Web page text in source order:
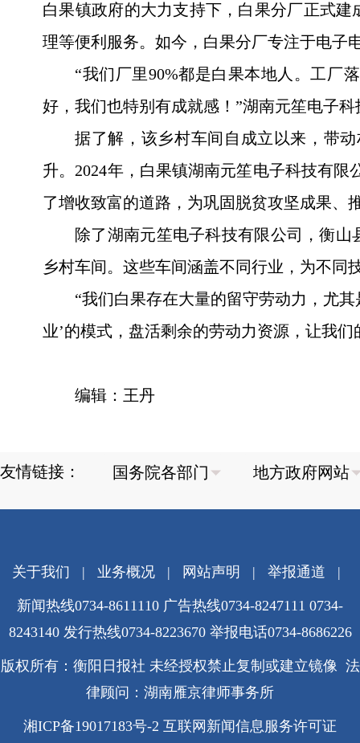
白果镇政府的大力支持下，白果分厂正式
理等便利服务。如今，白果分厂专注于电子
“我们厂里90%都是白果本地人。工厂
好，我们也特别有成就感！”湖南元笙电子
据了解，该乡村车间自成立以来，带
升。2024年，白果镇湖南元笙电子科技有
了增收致富的道路，为巩固脱贫攻坚成果、
除了湖南元笙电子科技有限公司，衡
乡村车间。这些车间涵盖不同行业，为不同
“我们白果存在大量的留守劳动力，尤
业’的模式，盘活剩余的劳动力资源，让我
编辑：王丹
友情链接：
关于我们 | 业务概况| 网站声明 | 举报通道 |
新闻热线0734-8611110 广告热线0734-8247111 0734-
8243140 发行热线0734-8223670 举报电话0734-8686226
版权所有：衡阳日报社 未经授权禁止复制或建立镜像 法
律顾问：湖南雁京律师事务所
湘ICP备19017183号-2 互联网新闻信息服务许可证